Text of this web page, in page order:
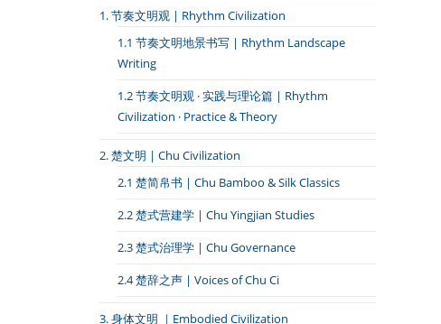
1. 节奏文明观 | Rhythm Civilization
1.1 节奏文明地景书写 | Rhythm Landscape
Writing
1.2 节奏文明观 · 实践与理论篇 | Rhythm
Civilization · Practice & Theory
2. 楚文明 | Chu Civilization
2.1 楚简帛书 | Chu Bamboo & Silk Classics
2.2 楚式营建学 | Chu Yingjian Studies
2.3 楚式治理学 | Chu Governance
2.4 楚辞之声 | Voices of Chu Ci
3. 身体文明 ｜Embodied Civilization